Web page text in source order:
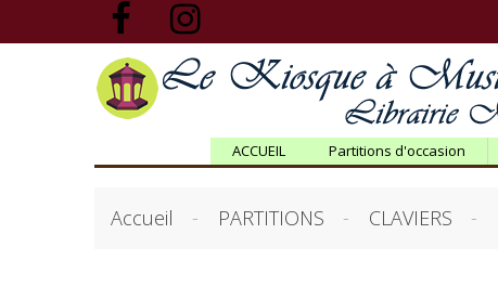
ACCUEIL Partitions d'occasion
Accueil PARTITIONS CLAVIERS